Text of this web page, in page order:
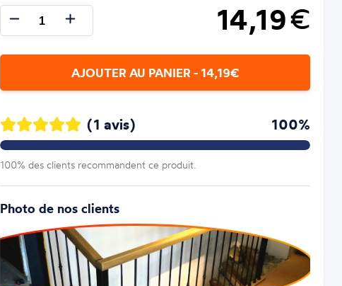
14,19€
AJOUTER AU PANIER - 14,19€
(1 avis) 100%
100% des clients recommandent ce produit.
Photo de nos clients